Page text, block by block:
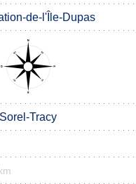
de-l'Île-Dupas
Sorel-Tracy